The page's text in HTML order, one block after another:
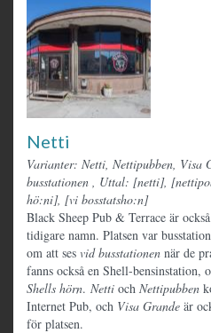
Netti
Varianter: Netti, Nettipubben, Visa
busstationen , Uttal: [netti],
hö:ni], [vi bosstatsho:n]
Black Sheep Pub & Terrace är
tidigare namn. Platsen var
om att ses vid busstationen när de
fanns också en Shell-bensinstation,
Shells hörn. Netti och Nettipubben
Internet Pub, och Visa Grande är
för platsen.